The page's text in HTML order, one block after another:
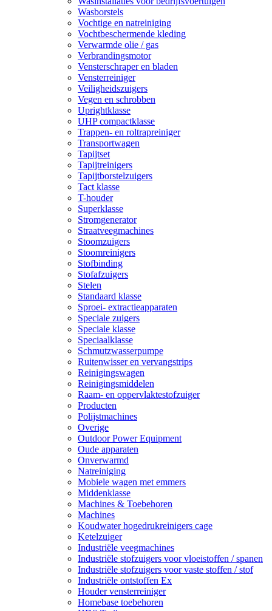
Wasborstels
Vochtige en natreiniging
Vochtbeschermende kleding
Verwarmde olie / gas
Verbrandingsmotor
Vensterschraper en bladen
Vensterreiniger
Veiligheidszuigers
Vegen en schrobben
Uprightklasse
UHP compactklasse
Trappen- en roltrapreiniger
Transportwagen
Tapijtset
Tapijtreinigers
Tapijtborstelzuigers
Tact klasse
T-houder
Superklasse
Stromgenerator
Straatveegmachines
Stoomzuigers
Stoomreinigers
Stofbinding
Stofafzuigers
Stelen
Standaard klasse
Sproei- extractieapparaten
Speciale zuigers
Speciale klasse
Speciaalklasse
Schmutzwasserpumpe
Ruitenwisser en vervangstrips
Reinigingswagen
Reinigingsmiddelen
Raam- en oppervlaktestofzuiger
Producten
Polijstmachines
Overige
Outdoor Power Equipment
Oude apparaten
Onverwarmd
Natreiniging
Mobiele wagen met emmers
Middenklasse
Machines & Toebehoren
Machines
Koudwater hogedrukreinigers cage
Ketelzuiger
Industriële veegmachines
Industriële stofzuigers voor vloeistoffen / spanen
Industriële stofzuigers voor vaste stoffen / stof
Industriële ontstoffen Ex
Houder vensterreiniger
Homebase toebehoren